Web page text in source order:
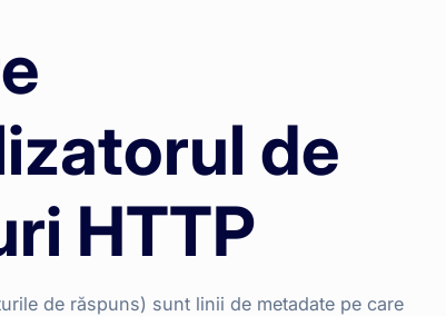
de
HTTP
de răspuns) sunt linii de metadate pe care